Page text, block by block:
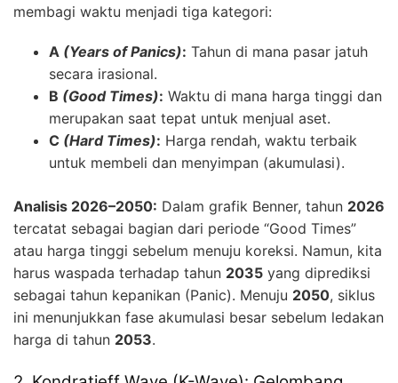
membagi waktu menjadi tiga kategori:
A (Years of Panics): Tahun di mana pasar jatuh
secara irasional.
B (Good Times): Waktu di mana harga tinggi dan
merupakan saat tepat untuk menjual aset.
C (Hard Times): Harga rendah, waktu terbaik
untuk membeli dan menyimpan (akumulasi).
Analisis 2026–2050: Dalam grafik Benner, tahun 2026
tercatat sebagai bagian dari periode “Good Times”
atau harga tinggi sebelum menuju koreksi. Namun, kita
harus waspada terhadap tahun 2035 yang diprediksi
sebagai tahun kepanikan (Panic). Menuju 2050, siklus
ini menunjukkan fase akumulasi besar sebelum ledakan
harga di tahun 2053.